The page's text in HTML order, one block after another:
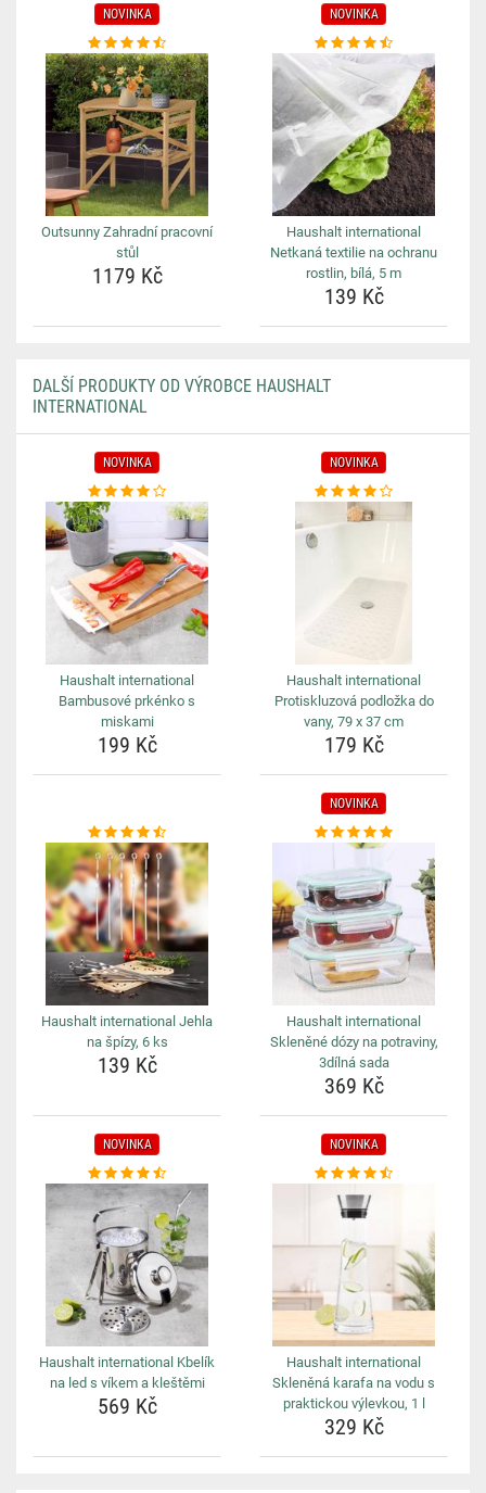
NOVINKA
Outsunny Zahradní pracovní
stůl
1179 Kč
NOVINKA
Haushalt international
Netkaná textilie na ochranu
rostlin, bílá, 5 m
139 Kč
DALŠÍ PRODUKTY OD VÝROBCE HAUSHALT
INTERNATIONAL
NOVINKA
Haushalt international
Bambusové prkénko s
miskami
199 Kč
NOVINKA
Haushalt international
Protiskluzová podložka do
vany, 79 x 37 cm
179 Kč
Haushalt international Jehla
na špízy, 6 ks
139 Kč
NOVINKA
Haushalt international
Skleněné dózy na potraviny,
3dílná sada
369 Kč
NOVINKA
Haushalt international Kbelík
na led s víkem a kleštěmi
569 Kč
NOVINKA
Haushalt international
Skleněná karafa na vodu s
praktickou výlevkou, 1 l
329 Kč